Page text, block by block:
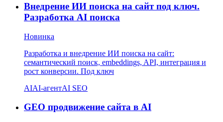
Внедрение ИИ поиска на сайт под ключ.
Разработка AI поиска
Новинка
Разработка и внедрение ИИ поиска на сайт:
семантический поиск, embeddings, API, интеграция и
рост конверсии. Под ключ
AIAI-агентAI SEO
GEO продвижение сайта в AI